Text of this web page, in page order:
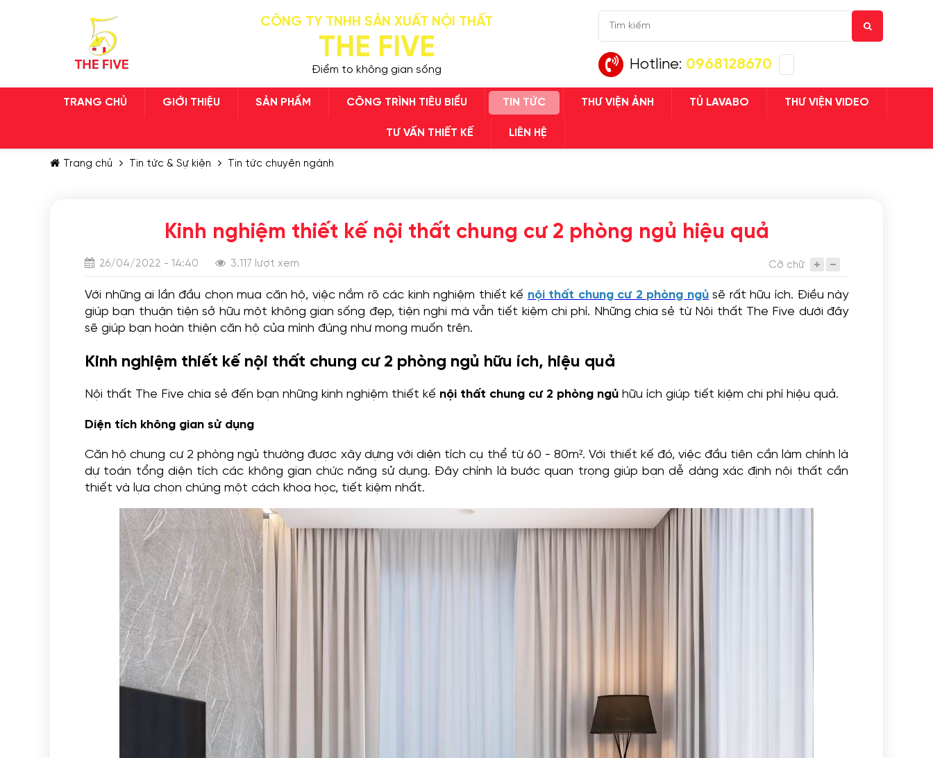
CÔNG TY TNHH SẢN XUẤT NỘI THẤT
THE FIVE
Điểm to không gian sống Hotline: 0968128670
TRANG CHỦ GIỚI THIỆU SẢN PHẨM CÔNG TRÌNH TIÊU BIỂU TIN TỨC THƯ VIỆN ẢNH TỦ LAVABO THƯ VIỆN VIDEO
TƯ VẤN THIẾT KẾ LIÊN HỆ
Trang chủ Tin tức & Sự kiện Tin tức chuyên ngành
Kinh nghiệm thiết kế nội thất chung cư 2 phòng ngủ hiệu quả
26/04/2022 - 14:40 3.117 lượt xem Cỡ chữ
Với những ai lần đầu chọn mua căn hộ, việc nắm rõ các kinh nghiệm thiết kế nội thất chung cư 2 phòng ngủ sẽ rất hữu ích. Điều này
giúp bạn thuận tiện sở hữu một không gian sống đẹp, tiện nghi mà vẫn tiết kiệm chi phí. Những chia sẻ từ Nội thất The Five dưới đây
sẽ giúp bạn hoàn thiện căn hộ của mình đúng như mong muốn trên.
Kinh nghiệm thiết kế nội thất chung cư 2 phòng ngủ hữu ích, hiệu quả
Nội thất The Five chia sẻ đến bạn những kinh nghiệm thiết kế nội thất chung cư 2 phòng ngủ hữu ích giúp tiết kiệm chi phí hiệu quả.
Diện tích không gian sử dụng
Căn hộ chung cư 2 phòng ngủ thường được xây dựng với diện tích cụ thể từ 60 - 80m². Với thiết kế đó, việc đầu tiên cần làm chính là
dự toán tổng diện tích các không gian chức năng sử dụng. Đây chính là bước quan trọng giúp bạn dễ dàng xác định nội thất cần
thiết và lựa chọn chúng một cách khoa học, tiết kiệm nhất.